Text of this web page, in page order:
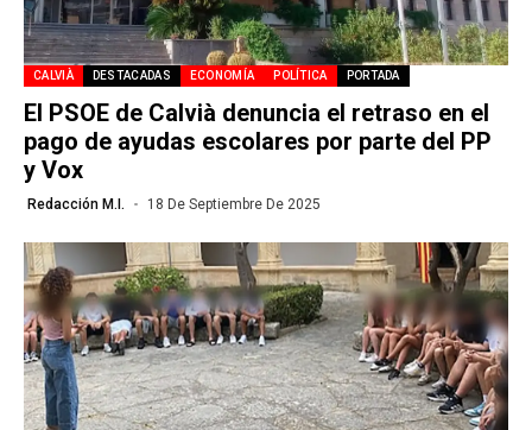
CALVIÀ DESTACADAS ECONOMÍA POLÍTICA PORTADA
El PSOE de Calvià denuncia el retraso en el
pago de ayudas escolares por parte del PP
y Vox
Redacción M.I. 18 De Septiembre De 2025